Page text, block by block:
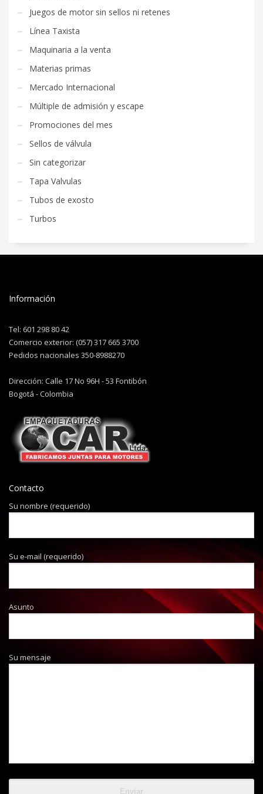
Juegos de motor sin sellos ni retenes
Línea Taxista
Maquinaria a la venta
Materias primas
Mercado Internacional
Múltiple de admisión y escape
Promociones del mes
Sellos de válvula
Sin categorizar
Tapa Valvulas
Tubos de exosto
Turbos
Información
Tel: 601 298 80 42
Comercio exterior: (057) 317 665 3700
Pedidos nacionales 350-8988270
Dirección: Calle 17 No 96H - 53 Fontibón
Bogotá - Colombia
Contacto
Su nombre (requerido)
Su e-mail (requerido)
Asunto
Su mensaje